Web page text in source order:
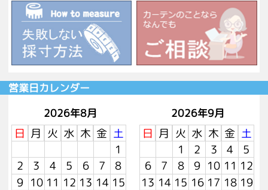
営業日カレンダー
2026年8月
日 月 火 水 木 金 土
1
2
3 4 5 6 7
8
9 10 11 12 13 14 15
2026年9月
日 月 火 水 木 金 土
1
2 3 4
5
6
7 8 9 10 11 12
13 14 15 16 17 18 19